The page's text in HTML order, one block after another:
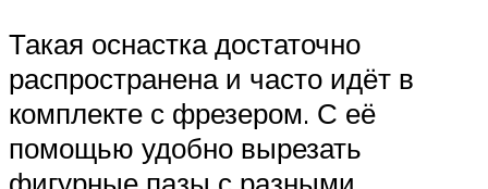
Такая оснастка достаточно
распространена и часто идёт в
комплекте с фрезером. С её
помощью удобно вырезать